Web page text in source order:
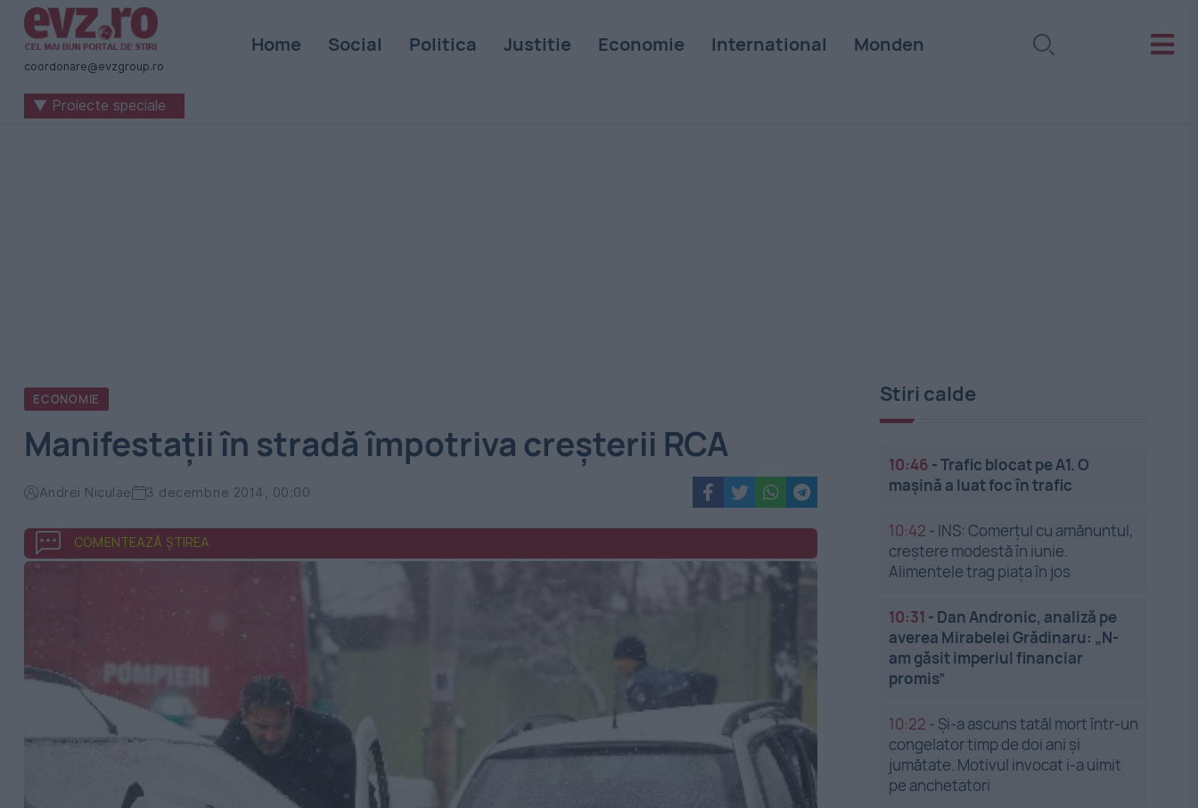
Știri
naționale
internaționale
coordonare@evzgroup.ro
Home Social Politica Justitie Economie International Monden
▼ Proiecte speciale
ECONOMIE
Manifestații în stradă împotriva creșterii RCA
Andrei Niculae 3 decembrie 2014, 00:00
COMENTEAZĂ ȘTIREA
Stiri calde
10:46 -Trafic blocat pe A1. O
mașină a luat foc în trafic
10:42 - INS: Comerțul cu amănuntul,
creștere modestă în iunie.
Alimentele trag piața în jos
10:31 - Dan Andronic, analiză pe
averea Mirabelei Grădinaru: „N-
am găsit imperiul financiar
promis”
10:22 - Și-a ascuns tatăl mort într-un
congelator timp de doi ani și
jumătate. Motivul invocat i-a uimit
pe anchetatori